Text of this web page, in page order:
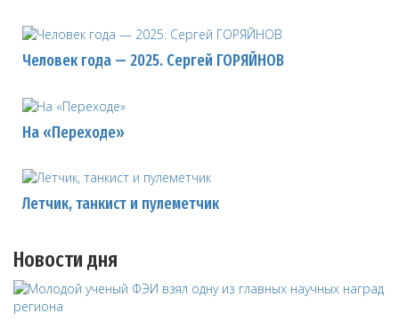
Человек года — 2025. Сергей ГОРЯЙНОВ
На «Переходе»
Летчик, танкист и пулеметчик
Новости дня